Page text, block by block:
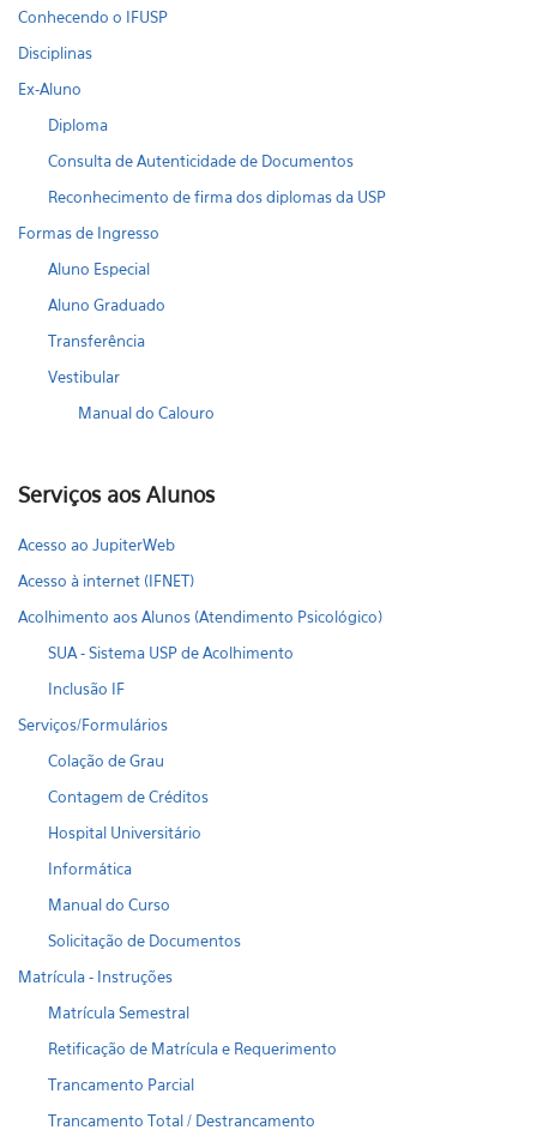
Conhecendo o IFUSP
Disciplinas
Ex-Aluno
Diploma
Consulta de Autenticidade de Documentos
Reconhecimento de firma dos diplomas da USP
Formas de Ingresso
Aluno Especial
Aluno Graduado
Transferência
Vestibular
Manual do Calouro
Serviços aos Alunos
Acesso ao JupiterWeb
Acesso à internet (IFNET)
Acolhimento aos Alunos (Atendimento Psicológico)
SUA - Sistema USP de Acolhimento
Inclusão IF
Serviços/Formulários
Colação de Grau
Contagem de Créditos
Hospital Universitário
Informática
Manual do Curso
Solicitação de Documentos
Matrícula - Instruções
Matrícula Semestral
Retificação de Matrícula e Requerimento
Trancamento Parcial
Trancamento Total / Destrancamento